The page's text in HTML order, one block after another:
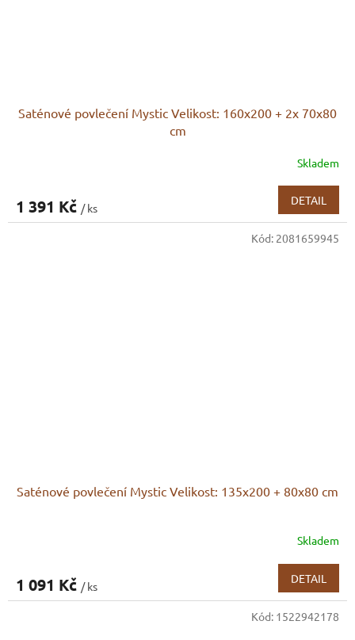
Saténové povlečení Mystic Velikost: 160x200 + 2x 70x80
cm
Skladem
1 391 Kč / ks
DETAIL
Saténové povlečení Mystic Velikost: 135x200 + 80x80 cm
Skladem
1 091 Kč / ks
DETAIL
Kód: 2081659945
Kód: 1522942178